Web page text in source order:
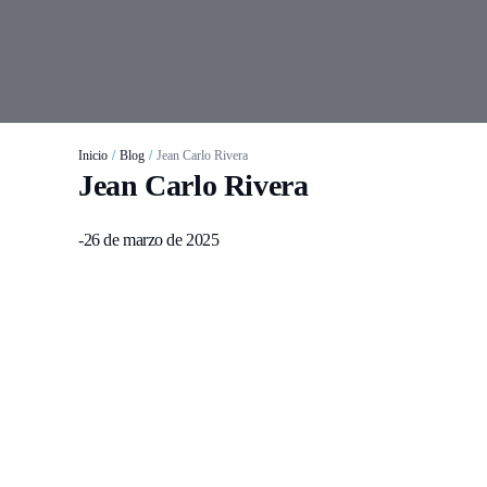
Inicio / Blog / Jean Carlo Rivera
Jean Carlo Rivera
-26 de marzo de 2025